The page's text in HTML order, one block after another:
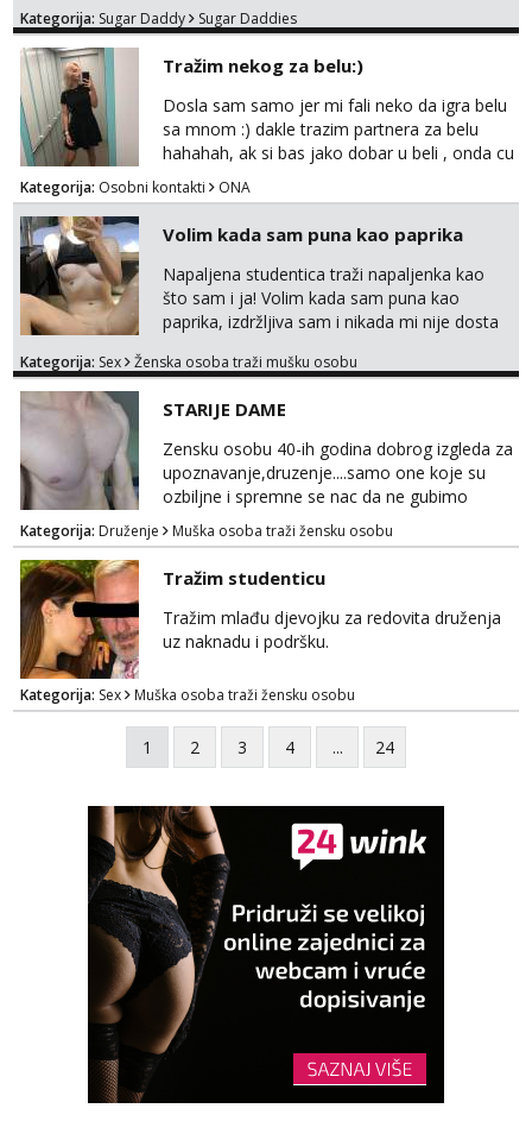
kosu - se dobro ljubiš - si fleksibilna s
dostupna radnim danom (vikendi i noći su za
obitelj) - vodiš brigu o zdravlju i koristiš
zaštitu Ne javljajte se: - debele - frajeri i
paro...
Kategorija: Sugar Daddy Sugar Daddies
Tražim nekog za belu:)
Dosla sam samo jer mi fali neko da igra belu
sa mnom :) dakle trazim partnera za belu
hahahah, ak si bas jako dobar u beli , onda cu
razmislit za dalje Klikni na link ispod i nadji me
tamo, cekam te!
Kategorija: Osobni kontakti ONA
Volim kada sam puna kao paprika
Napaljena studentica traži napaljenka kao
što sam i ja! Volim kada sam puna kao
paprika, izdržljiva sam i nikada mi nije dosta
bilo kad i bilo gdje zato se javi što prije da
tamo, cekam te!
Kategorija: Sex Ženska osoba traži mušku osobu
STARIJE DAME
Zensku osobu 40-ih godina dobrog izgleda za
upoznavanje,druzenje....samo one koje su
ozbiljne i spremne se nac da ne gubimo
vrijeme!
Kategorija: Druženje Muška osoba traži žensku osobu
Tražim studenticu
Tražim mlađu djevojku za redovita druženja
uz naknadu i podršku.
Kategorija: Sex Muška osoba traži žensku osobu
1 2 3 4 ... 24